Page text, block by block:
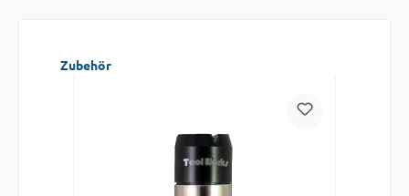
Produktgalerie überspringen
Zubehör